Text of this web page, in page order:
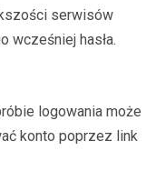
serwisów
wcześniej hasła.
logowania może
konto poprzez link